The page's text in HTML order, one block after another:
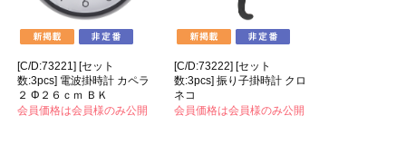
[C/D:73221] [セット
数:3pcs] 電波掛時計 カペラ
２ Φ２６ｃｍ ＢＫ
会員価格は会員様のみ公開
[C/D:73222] [セット
数:3pcs] 振り子掛時計 クロ
ネコ
会員価格は会員様のみ公開